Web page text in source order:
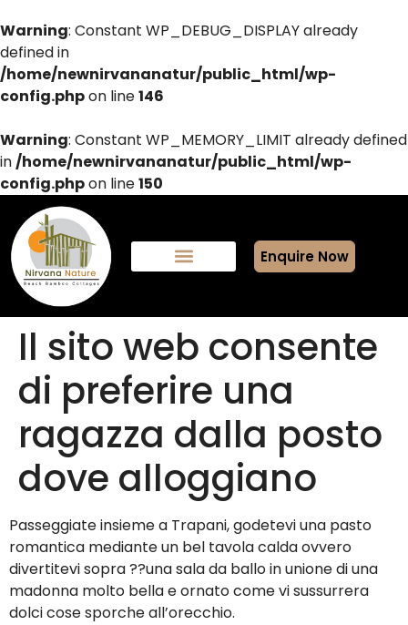
Warning: Constant WP_DEBUG_DISPLAY already
defined in
/home/newnirvananatur/public_html/wp-
config.phpon line146
Warning: Constant WP_MEMORY_LIMIT already defined
in/home/newnirvananatur/public_html/wp-
config.phpon line150
Enquire Now
Il sito web consente
di preferire una
ragazza dalla posto
dove alloggiano
Passeggiate insieme a Trapani, godetevi una pasto
romantica mediante un bel tavola calda ovvero
divertitevi sopra ??una sala da ballo in unione di una
madonna molto bella e ornato come vi sussurrera
dolci cose sporche all’orecchio.